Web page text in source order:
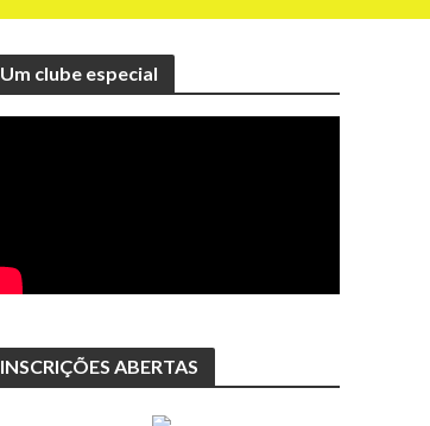
Um clube especial
INSCRIÇÕES ABERTAS